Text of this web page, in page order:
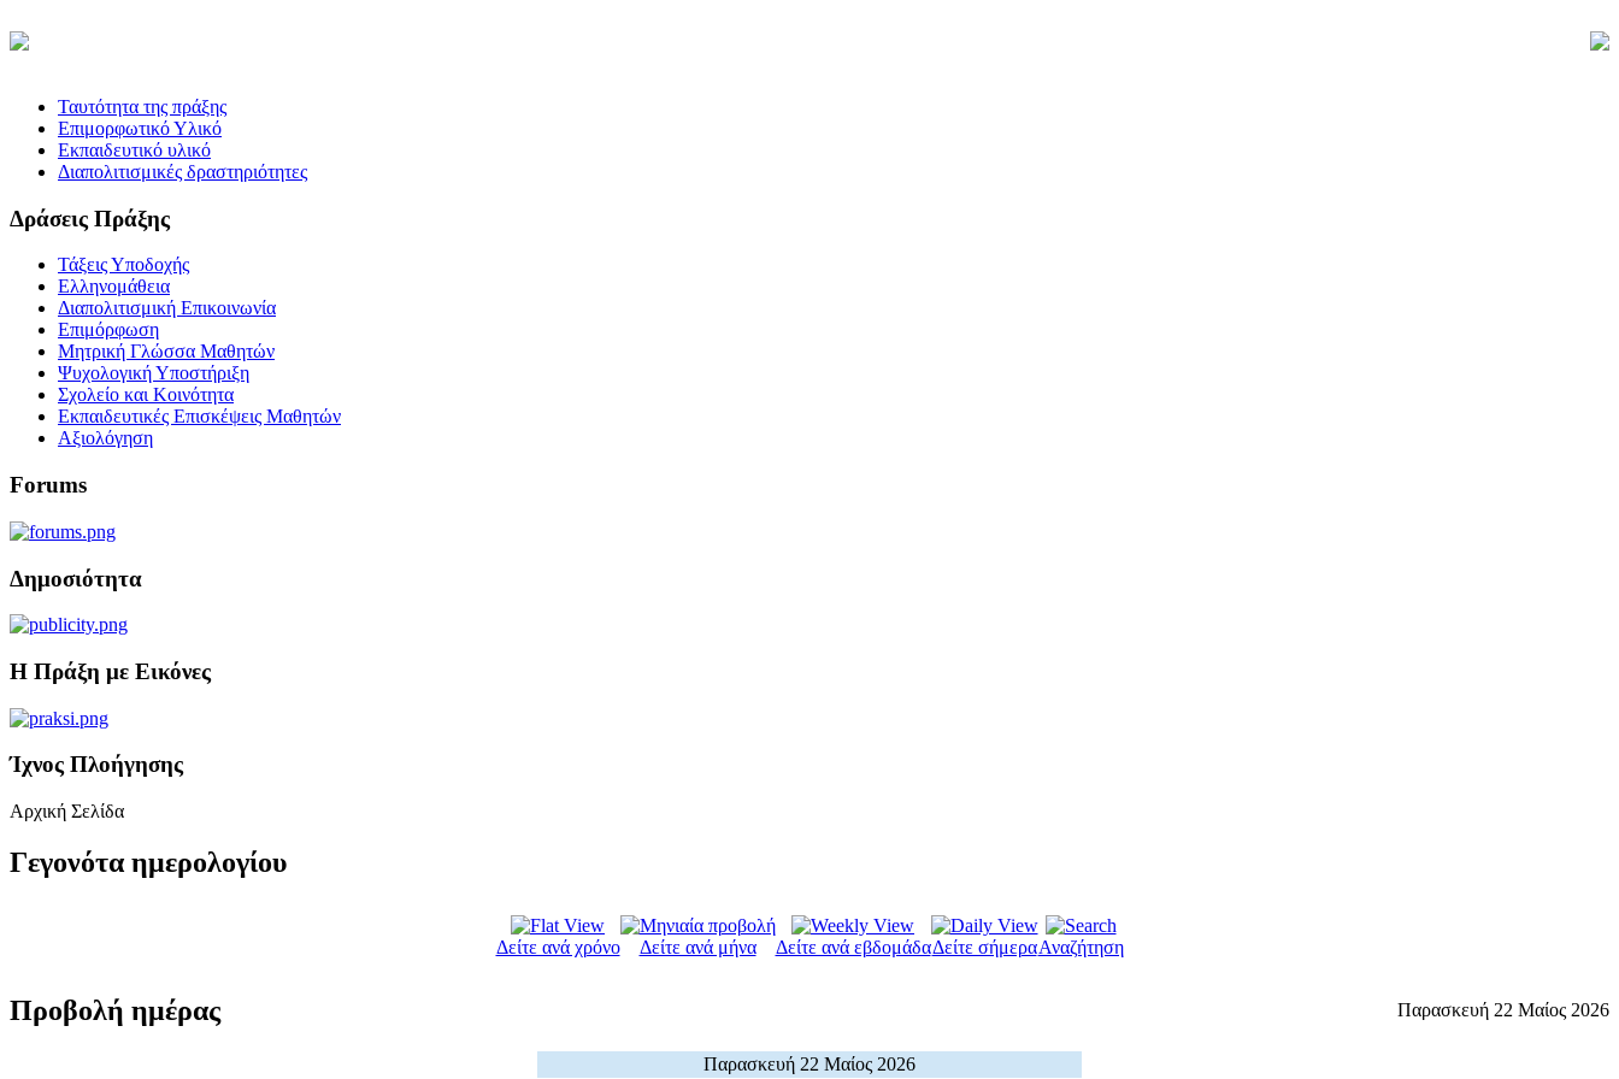
Ταυτότητα της πράξης
Επιμορφωτικό Υλικό
Εκπαιδευτικό υλικό
Διαπολιτισμικές δραστηριότητες
Δράσεις Πράξης
Τάξεις Υποδοχής
Ελληνομάθεια
Διαπολιτισμική Επικοινωνία
Επιμόρφωση
Μητρική Γλώσσα Μαθητών
Ψυχολογική Υποστήριξη
Σχολείο και Κοινότητα
Εκπαιδευτικές Επισκέψεις Μαθητών
Αξιολόγηση
Forums
Δημοσιότητα
Η Πράξη με Εικόνες
Ίχνος Πλοήγησης
Αρχική Σελίδα
Γεγονότα ημερολογίου
Δείτε ανά χρόνο Δείτε ανά μήνα Δείτε ανά εβδομάδαΔείτε σήμεραΑναζήτηση
Προβολή ημέρας Παρασκευή 22 Μαίος 2026
Παρασκευή 22 Μαίος 2026